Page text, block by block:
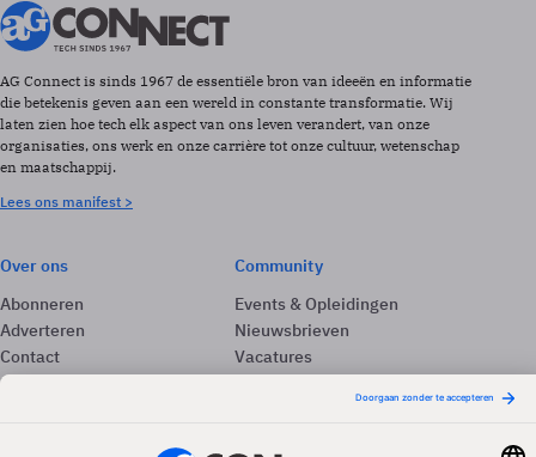
AG Connect is sinds 1967 de essentiële bron van ideeën en informatie
die betekenis geven aan een wereld in constante transformatie. Wij
laten zien hoe tech elk aspect van ons leven verandert, van onze
organisaties, ons werk en onze carrière tot onze cultuur, wetenschap
en maatschappij.
Lees ons manifest >
Over ons
Abonneren
Adverteren
Contact
Colofon
Community
Events & Opleidingen
Nieuwsbrieven
Vacatures